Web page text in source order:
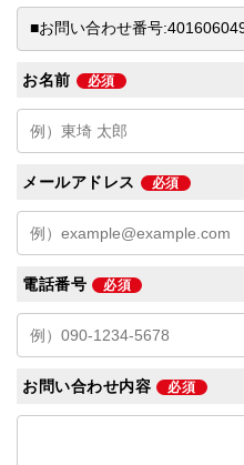
お名前 必須
メールアドレス 必須
電話番号 必須
お問い合わせ内容 必須